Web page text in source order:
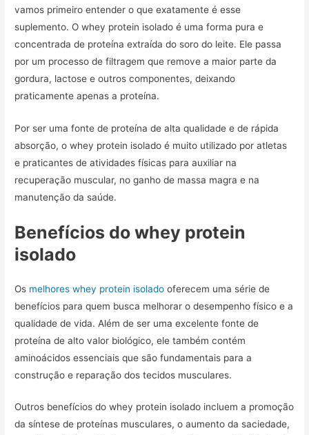
vamos primeiro entender o que exatamente é esse
suplemento. O whey protein isolado é uma forma pura e
concentrada de proteína extraída do soro do leite. Ele passa
por um processo de filtragem que remove a maior parte da
gordura, lactose e outros componentes, deixando
praticamente apenas a proteína.
Por ser uma fonte de proteína de alta qualidade e de rápida
absorção, o whey protein isolado é muito utilizado por atletas
e praticantes de atividades físicas para auxiliar na
recuperação muscular, no ganho de massa magra e na
manutenção da saúde.
Benefícios do whey protein
isolado
Os melhores whey protein isolado oferecem uma série de
benefícios para quem busca melhorar o desempenho físico e a
qualidade de vida. Além de ser uma excelente fonte de
proteína de alto valor biológico, ele também contém
aminoácidos essenciais que são fundamentais para a
construção e reparação dos tecidos musculares.
Outros benefícios do whey protein isolado incluem a promoção
da síntese de proteínas musculares, o aumento da saciedade,